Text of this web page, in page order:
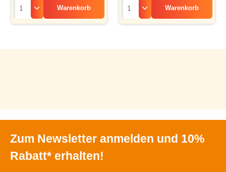
Warenkorb Warenkorb
Zum Newsletter anmelden und 10%
Rabatt* erhalten!